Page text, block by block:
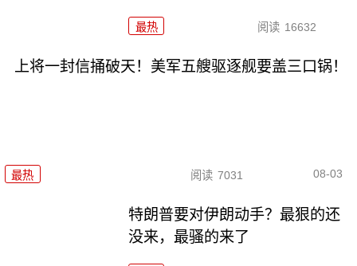
最热 阅读 16632
上将一封信捅破天！美军五艘驱逐舰要盖三口锅！
最热 阅读 7031 08-03
特朗普要对伊朗动手？最狠的还
没来，最骚的来了